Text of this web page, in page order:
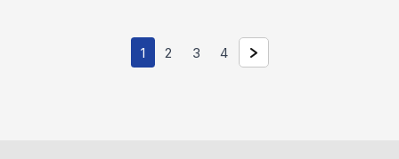
1 2 3 4